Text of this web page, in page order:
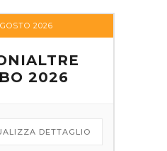
2026
2026
DETTAGLIO